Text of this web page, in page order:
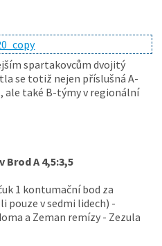
spartakovcům dvojitý
se totiž nejen příslušná A-
ale také B-týmy v regionální
Brod A 4,5:3,5
1 kontumační bod za
pouze v sedmi lidech) -
a Zeman remízy - Zezula